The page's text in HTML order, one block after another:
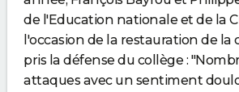
de l'Education nationale et de la
l'occasion de la restauration de la
pris la défense du collège :
attaques avec un sentiment